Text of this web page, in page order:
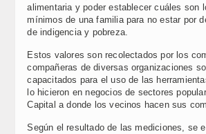
alimentaria y poder establecer cuáles son
mínimos de una familia para no estar por
de indigencia y pobreza.
Estos valores son recolectados por los
compañeras de diversas organizaciones
capacitados para el uso de las
lo hicieron en negocios de sectores
Capital a donde los vecinos hacen sus
Según el resultado de las mediciones, se